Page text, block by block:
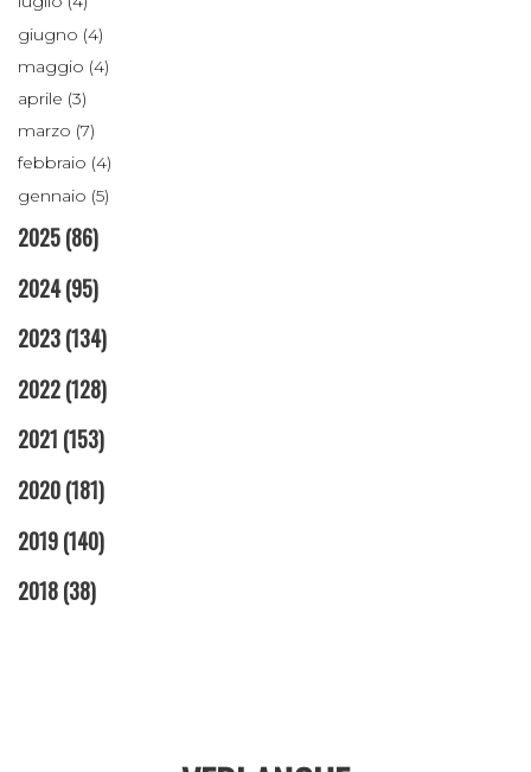
giugno (4)
maggio (4)
aprile (3)
marzo (7)
febbraio (4)
gennaio (5)
2025(86)
2024(95)
2023(134)
2022(128)
2021 (153)
2020(181)
2019(140)
2018(38)